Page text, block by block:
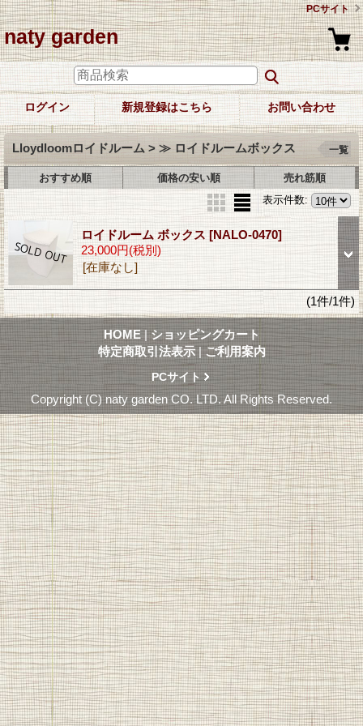
PCサイト
naty garden
ログイン 新規登録はこちら お問い合わせ
Lloydloomロイドルーム > ≫ ロイドルームボックス 一覧
おすすめ順 価格の安い順
売れ筋順
表示件数:
ロイドルーム ボックス [NALO-0470]
23,000円(税別)
[在庫なし]
(1件/1件)
HOME | ショッピングカート
特定商取引法表示 | ご利用案内
PCサイト
Copyright (C) naty garden CO. LTD. All Rights Reserved.